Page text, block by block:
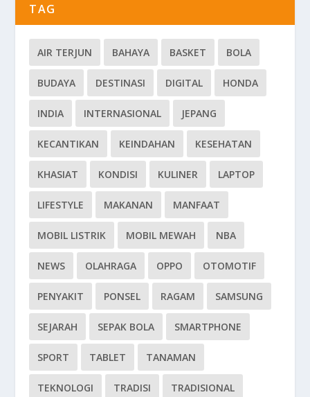
TAG
AIR TERJUN BAHAYA BASKET BOLA
BUDAYA DESTINASI DIGITAL HONDA
INDIA INTERNASIONAL JEPANG
KECANTIKAN KEINDAHAN KESEHATAN
KHASIAT KONDISI KULINER LAPTOP
LIFESTYLE MAKANAN MANFAAT
MOBIL LISTRIK MOBIL MEWAH NBA
NEWS OLAHRAGA OPPO OTOMOTIF
PENYAKIT PONSEL RAGAM SAMSUNG
SEJARAH SEPAK BOLA SMARTPHONE
SPORT TABLET TANAMAN
TEKNOLOGI TRADISI TRADISIONAL